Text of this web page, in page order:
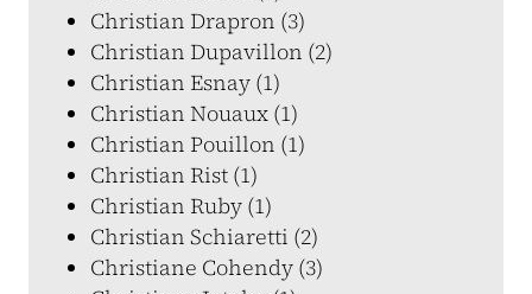
Christian Drapron (3)
Christian Dupavillon (2)
Christian Esnay (1)
Christian Nouaux (1)
Christian Pouillon (1)
Christian Rist (1)
Christian Ruby (1)
Christian Schiaretti (2)
Christiane Cohendy (3)